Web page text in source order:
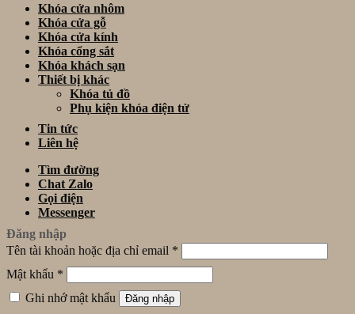
Khóa cửa nhôm
Khóa cửa gỗ
Khóa cửa kính
Khóa cổng sắt
Khóa khách sạn
Thiết bị khác
Khóa tủ đồ
Phụ kiện khóa điện tử
Tin tức
Liên hệ
Tìm đường
Chat Zalo
Gọi điện
Messenger
Đăng nhập
Tên tài khoản hoặc địa chỉ email *
Mật khẩu *
Ghi nhớ mật khẩu
Đăng nhập